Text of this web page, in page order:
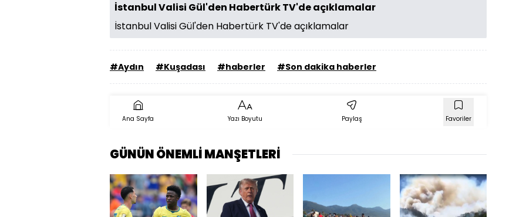
İstanbul Valisi Gül'den Habertürk TV'de açıklamalar
İstanbul Valisi Gül'den Habertürk TV'de açıklamalar
#Aydın #Kuşadası #haberler #Son dakika haberler
Ana Sayfa Yazı Boyutu Paylaş Favoriler
GÜNÜN ÖNEMLİ MANŞETLERİ